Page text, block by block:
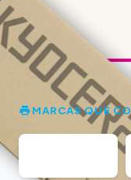
MARCAS QUE